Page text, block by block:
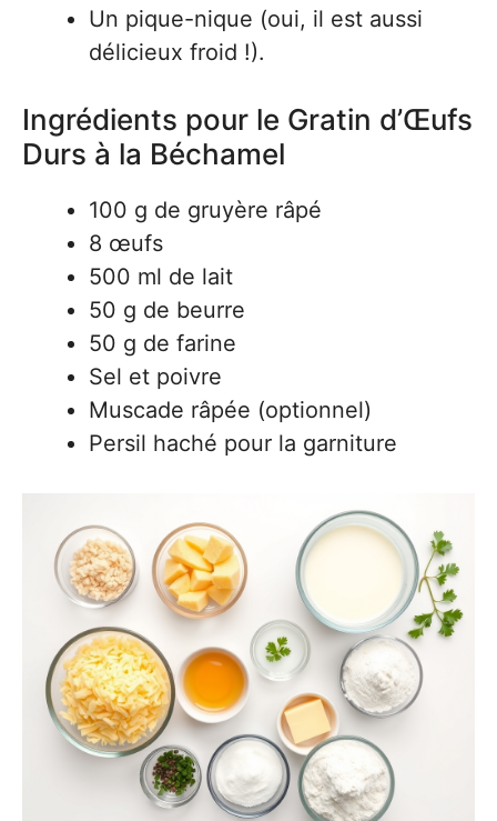
Un pique-nique (oui, il est aussi
délicieux froid !).
Ingrédients pour le Gratin d’Œufs
Durs à la Béchamel
100 g de gruyère râpé
8 œufs
500 ml de lait
50 g de beurre
50 g de farine
Sel et poivre
Muscade râpée (optionnel)
Persil haché pour la garniture